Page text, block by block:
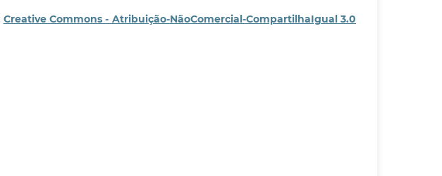
Creative Commons - Atribuição-NãoComercial-CompartilhaIgual 3.0